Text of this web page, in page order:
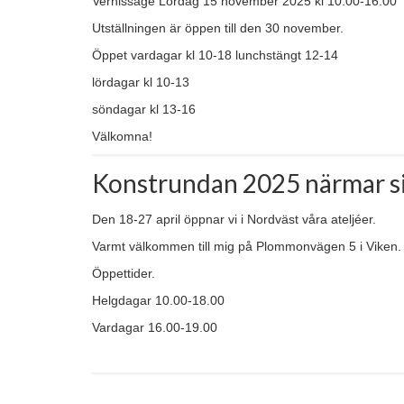
Utställningen är öppen till den 30 november.
Öppet vardagar kl 10-18 lunchstängt 12-14
lördagar kl 10-13
söndagar kl 13-16
Välkomna!
Konstrundan 2025 närmar
Den 18-27 april öppnar vi i Nordväst våra ateljéer.
Varmt välkommen till mig på Plommonvägen 5 i Viken.
Öppettider.
Helgdagar 10.00-18.00
Vardagar 16.00-19.00